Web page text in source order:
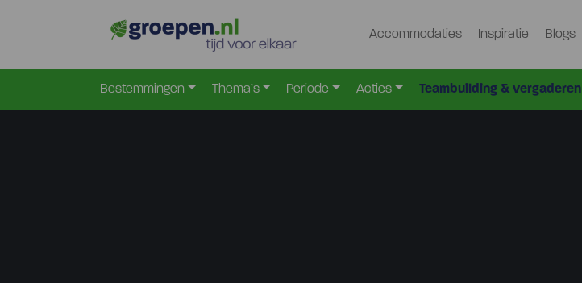
Accommodaties Inspiratie Blogs
Bestemmingen Thema’s Periode Acties Teambuilding & vergaderen